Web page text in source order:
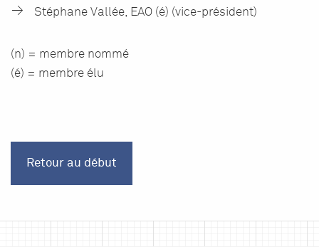
Stéphane Vallée, EAO (é) (vice-président)
(n) = membre nommé
(é) = membre élu
Retour au début